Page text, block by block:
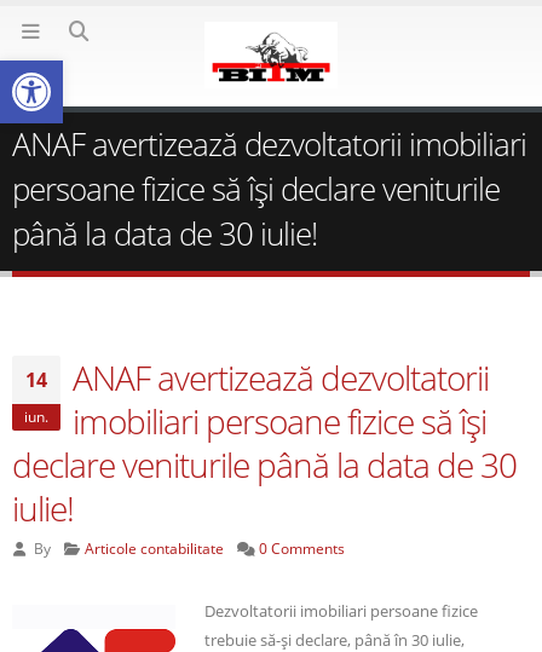
ANAF avertizează dezvoltatorii imobiliari
persoane fizice să îşi declare veniturile
până la data de 30 iulie!
14
iun.
ANAF avertizează dezvoltatorii
imobiliari persoane fizice să îşi
declare veniturile până la data de 30
iulie!
By Articole contabilitate 0 Comments
Dezvoltatorii imobiliari persoane fizice
trebuie să-şi declare, până în 30 iulie,
Deschide bara de unelte